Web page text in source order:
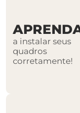
a instalar seus
quadros
corretamente!